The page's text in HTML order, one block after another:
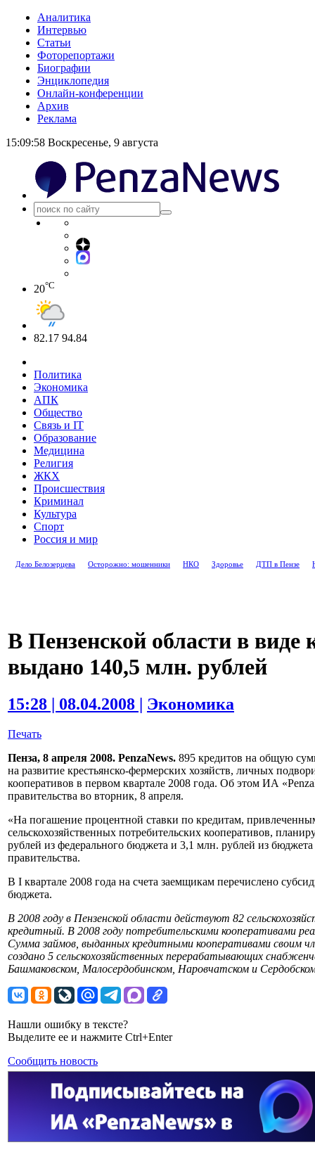
Аналитика
Интервью
Статьи
Фоторепортажи
Биографии
Энциклопедия
Онлайн-конференции
Архив
Реклама
15:09:58 Воскресенье, 9 августа
20°C
82.17 94.84
Политика
Экономика
АПК
Общество
Связь и IT
Образование
Медицина
Религия
ЖКХ
Происшествия
Криминал
Культура
Спорт
Россия и мир
Дело Белозерцева Осторожно: мошенники НКО Здоровье ДТП в Пензе
В Пензенской области в виде
выдано 140,5 млн. рублей
15:28 | 08.04.2008 | Экономика
Печать
Пенза, 8 апреля 2008. PenzaNews. 895 кредитов на общую
на развитие крестьянско-фермерских хозяйств, личных
кооперативов в первом квартале 2008 года. Об этом ИА
правительства во вторник, 8 апреля.
«На погашение процентной ставки по кредитам,
сельскохозяйственных потребительских кооперативов,
рублей из федерального бюджета и 3,1 млн. рублей из
правительства.
В I квартале 2008 года на счета заемщикам перечислено
бюджета.
В 2008 году в Пензенской области действуют 82
кредитный. В 2008 году потребительскими кооперативами
Сумма займов, выданных кредитными кооперативами своим
создано 5 сельскохозяйственных перерабатывающих
Башмаковском, Малосердобинском, Наровчатском и
Нашли ошибку в тексте?
Выделите ее и нажмите Ctrl+Enter
Сообщить новость